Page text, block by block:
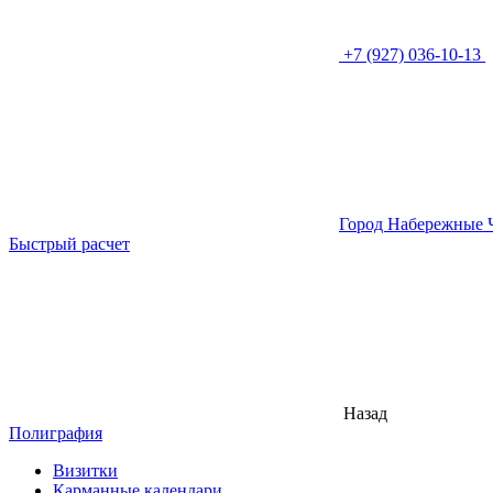
+7 (927) 036-10-13
Город Набережные
Быстрый расчет
Назад
Полиграфия
Визитки